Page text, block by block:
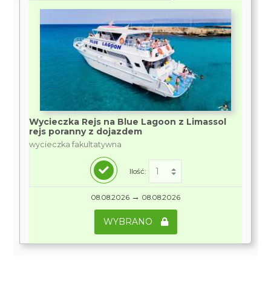
Wycieczka Rejs na Blue Lagoon z Limassol
rejs poranny z dojazdem
wycieczka fakultatywna
Ilość:
08.08.2026 → 08.08.2026
WYBRANO